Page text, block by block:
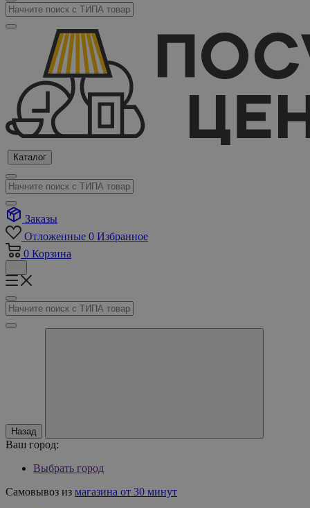
Каталог
Заказы
Отложенные 0 Избранное
0 Корзина
Назад
Ваш город:
Выбрать город
Самовывоз из магазина от 30 минут